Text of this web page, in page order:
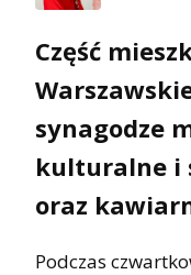
Część
synagodze
kulturalne i
oraz
Podczas